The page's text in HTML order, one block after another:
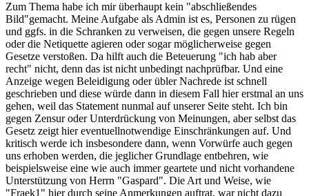
Zum Thema habe ich mir überhaupt kein "abschließendes
Bild"gemacht. Meine Aufgabe als Admin ist es, Personen zu rügen
und ggfs. in die Schranken zu verweisen, die gegen unsere Regeln
oder die Netiquette agieren oder sogar möglicherweise gegen
Gesetze verstoßen. Da hilft auch die Beteuerung "ich hab aber
recht" nicht, denn das ist nicht unbedingt nachprüfbar. Und eine
Anzeige wegen Beleidigung oder übler Nachrede ist schnell
geschrieben und diese würde dann in diesem Fall hier erstmal an uns
gehen, weil das Statement nunmal auf unserer Seite steht. Ich bin
gegen Zensur oder Unterdrückung von Meinungen, aber selbst das
Gesetz zeigt hier eventuellnotwendige Einschränkungen auf. Und
kritisch werde ich insbesondere dann, wenn Vorwürfe auch gegen
uns erhoben werden, die jeglicher Grundlage entbehren, wie
beispielsweise eine wie auch immer geartete und nicht vorhandene
Unterstützung von Herrn "Gaspard". Die Art und Weise, wie
"Fraek1" hier durch seine Anmerkungen auftrat, war nicht dazu